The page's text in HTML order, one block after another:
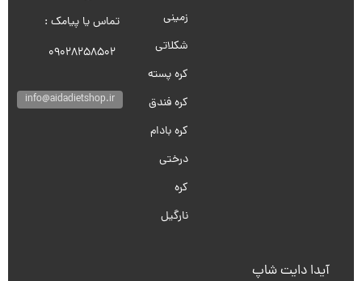
زمینی
شکلاتی
کره پسته
کره فندق
کره بادام
درختی
کره
نارگیل
تماس یا پیامک :
09028258502
info@aidadietshop.ir
آیدا دایت شاپ